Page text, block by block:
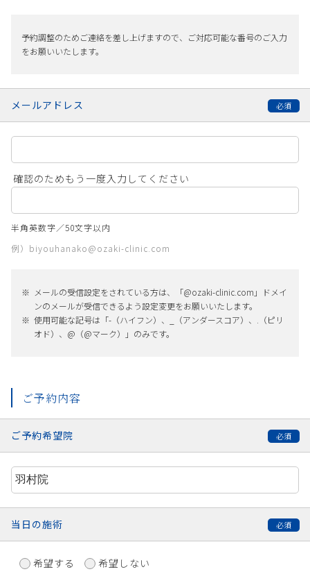
予約調整のためご連絡を差し上げますので、ご対応可能な番号のご入力
をお願いいたします。
メールアドレス
確認のためもう一度入力してください
半角英数字／50文字以内
例）biyouhanako@ozaki-clinic.com
メールの受信設定をされている方は、「@ozaki-clinic.com」ドメイ
ンのメールが受信できるよう設定変更をお願いいたします。
使用可能な記号は「-（ハイフン）、_（アンダースコア）、.（ピリ
オド）、@（@マーク）」のみです。
ご予約内容
ご予約希望院
当日の施術
希望する 希望しない